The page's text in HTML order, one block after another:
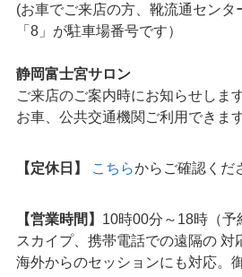
(お車でご来店の方、靴流通センタ
「8」が駐車場番号です）
静岡富士宮サロン
ご来店のご案内時にお知らせします
お車、公共交通機関ご利用できます
【定休日】 こちらからご確認くだ
【営業時間】 10時00分～18時（予
スカイプ、携帯電話での遠隔の 対
海外からのセッションにも対応。